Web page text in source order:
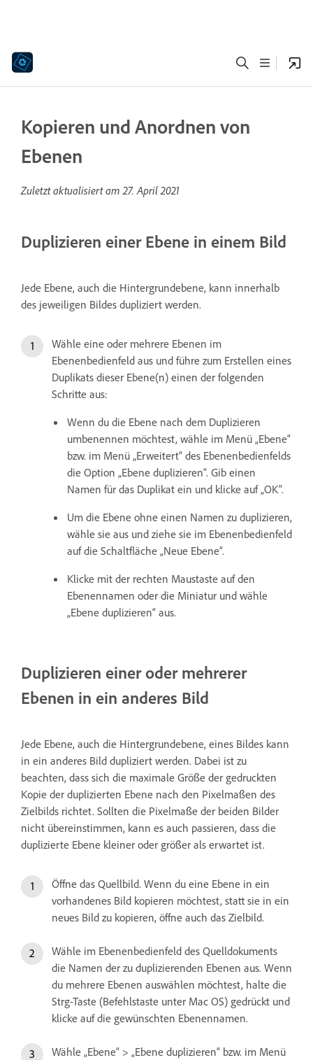
Kopieren und Anordnen von
Ebenen
Zuletzt aktualisiert am27. April 2021
Duplizieren einer Ebene in einem Bild
Jede Ebene, auch die Hintergrundebene, kann innerhalb
des jeweiligen Bildes dupliziert werden.
Wähle eine oder mehrere Ebenen im
Ebenenbedienfeld aus und führe zum Erstellen eines
Duplikats dieser Ebene(n) einen der folgenden
Schritte aus:
Wenn du die Ebene nach dem Duplizieren
umbenennen möchtest, wähle im Menü „Ebene“
bzw. im Menü „Erweitert“ des Ebenenbedienfelds
die Option „Ebene duplizieren“. Gib einen
Namen für das Duplikat ein und klicke auf „OK“.
Um die Ebene ohne einen Namen zu duplizieren,
wähle sie aus und ziehe sie im Ebenenbedienfeld
auf die Schaltfläche „Neue Ebene“.
Klicke mit der rechten Maustaste auf den
Ebenennamen oder die Miniatur und wähle
„Ebene duplizieren“ aus.
Duplizieren einer oder mehrerer
Ebenen in ein anderes Bild
Jede Ebene, auch die Hintergrundebene, eines Bildes kann
in ein anderes Bild dupliziert werden. Dabei ist zu
beachten, dass sich die maximale Größe der gedruckten
Kopie der duplizierten Ebene nach den Pixelmaßen des
Zielbilds richtet. Sollten die Pixelmaße der beiden Bilder
nicht übereinstimmen, kann es auch passieren, dass die
duplizierte Ebene kleiner oder größer als erwartet ist.
Öffne das Quellbild. Wenn du eine Ebene in ein
vorhandenes Bild kopieren möchtest, statt sie in ein
neues Bild zu kopieren, öffne auch das Zielbild.
Wähle im Ebenenbedienfeld des Quelldokuments
die Namen der zu duplizierenden Ebenen aus. Wenn
du mehrere Ebenen auswählen möchtest, halte die
Strg-Taste (Befehlstaste unter Mac OS) gedrückt und
klicke auf die gewünschten Ebenennamen.
Wähle „Ebene“ > „Ebene duplizieren“ bzw. im Menü